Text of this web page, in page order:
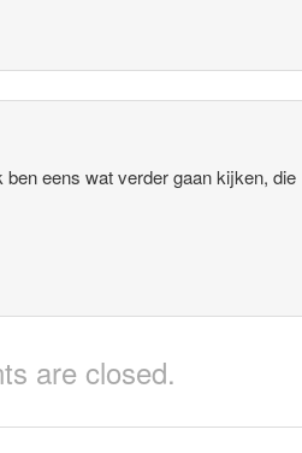
eens wat verder gaan kijken, die
are closed.